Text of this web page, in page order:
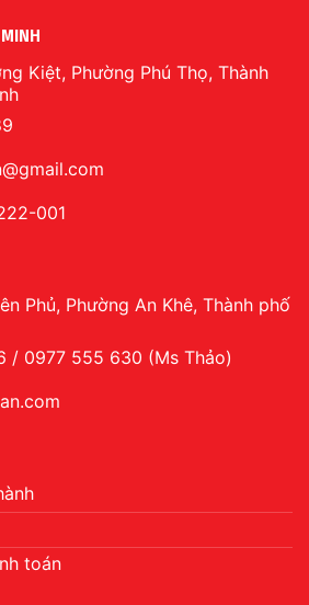
Kiệt, Phường Phú Thọ, Thành
001
Phủ, Phường An Khê, Thành phố
/ 0977 555 630 (Ms Thảo)
toán